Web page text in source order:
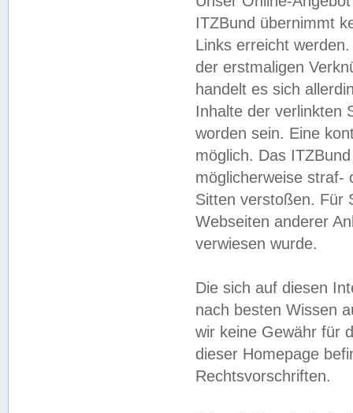
ITZBund übernimmt
Links erreicht
der erstmaligen
handelt es sich
Inhalte der verlinkten
worden sein. Eine
möglich. Das
möglicherweise straf-
Sitten verstoßen. Für
Webseiten anderer
verwiesen wurde.
Die sich auf diesen
nach besten Wissen
wir keine Gewähr für
dieser Homepage
Rechtsvorschriften.